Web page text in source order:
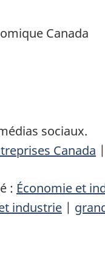
Canada
sociaux.
Canada |
: Économie et
industrie |